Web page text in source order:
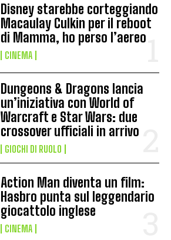
Disney starebbe corteggiando
Macaulay Culkin per il reboot
di Mamma, ho perso l’aereo
CINEMA
Dungeons & Dragons lancia
un’iniziativa con World of
Warcraft e Star Wars: due
crossover ufficiali in arrivo
GIOCHI DI RUOLO
Action Man diventa un film:
Hasbro punta sul leggendario
giocattolo inglese
CINEMA